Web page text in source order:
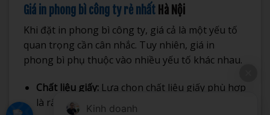
Giá in phong bì công ty rẻ nhất Hà Nội
Khi đặt in phong bì công ty, giá cả là một yếu tố
quan trọng cần cân nhắc. Tuy nhiên, giá in
phong bì phụ thuộc vào nhiều yếu tố khác nhau.
Chất liệu giấy:Lựa chọn chất liệu giấy phù hợp
là rất quan trọng. Giấy cần có:
Kinh doanh